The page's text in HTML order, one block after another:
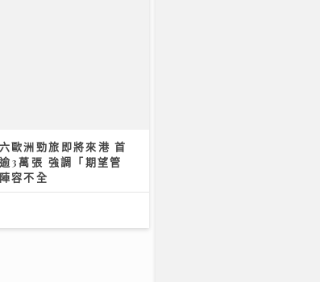
歐洲勁旅即將來港 首
3萬張 強調「期望管
容不全
計平貴